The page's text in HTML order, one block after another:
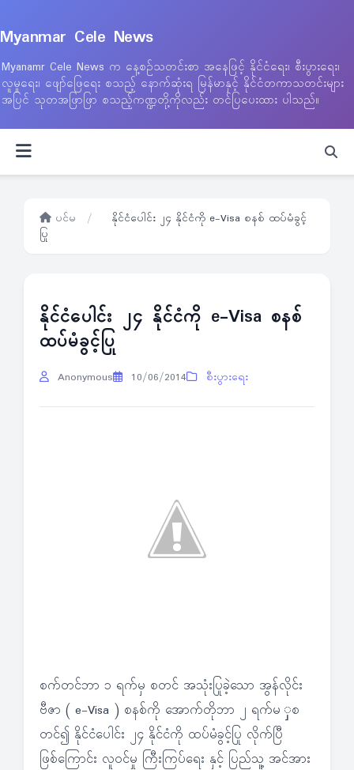
Myanmar Cele News
Myanamr Cele News က နေ့စဉ်သတင်းစာ အနေဖြင့် နိုင်ငံရေး၊ စီးပွားရေး၊
လူမှုရေး၊ ဖျော်ဖြေရေး စသည့် နောက်ဆုံးရ မြန်မာနှင့် နိုင်ငံတကာသတင်းများ
အပြင် သုတအဖြာဖြာ စသည့်ကဏ္ဍတို့ကိုလည်း တင်ပြပေးထား ပါသည်။
ပင်မ /
နိုင်ငံပေါင်း ၂၄ နိုင်ငံကို e-Visa စနစ် ထပ်မံခွင့်
ပြု
နိုင်ငံပေါင်း ၂၄ နိုင်ငံကို e-Visa စနစ်
ထပ်မံခွင့်ပြု
Anonymous 10/06/2014 စီးပွားရေး
စက်တင်ဘာ ၁ ရက်မှ စတင် အသုံးပြုခဲ့သော အွန်လိုင်း
ဗီဇာ ( e-Visa ) စနစ်ကို အောက်တိုဘာ ၂ ရက်မ ှစ
တင်၍ နိုင်ငံပေါင်း ၂၄ နိုင်ငံကို ထပ်မံခွင့်ပြု လိုက်ပြီ
ဖြစ်ကြောင်း လူဝင်မှု ကြီးကြပ်ရေး နှင့် ပြည်သူ့ အင်အား